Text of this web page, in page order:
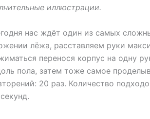
иллюстрации.
нас ждёт один из самых
лёжа, расставляем руки
перенося корпус на одну
пола, затем тоже самое
20 раз. Количество